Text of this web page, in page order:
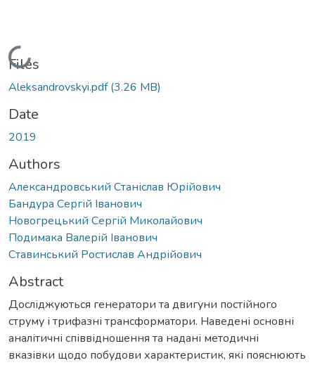
Loading...
Files
Aleksandrovskyi.pdf(3.26 MB)
Date
2019
Authors
Александровський Станіслав Юрійович
Бандура Сергій Іванович
Новогрецький Сергій Миколайович
Подимака Валерій Іванович
Ставинський Ростислав Андрійович
Abstract
Досліджуються генератори та двигуни постійного
струму і трифазні трансформатори. Наведені основні
аналітичні співвідношення та надані методичні
вказівки щодо побудови характеристик, які пояснюють